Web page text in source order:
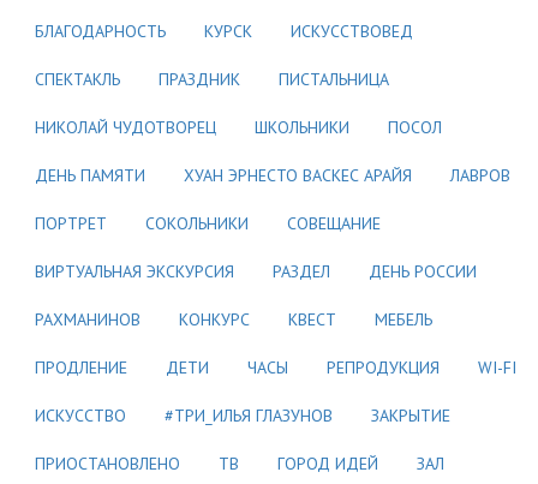
БЛАГОДАРНОСТЬ КУРСК ИСКУССТВОВЕД
СПЕКТАКЛЬ ПРАЗДНИК ПИСТАЛЬНИЦА
НИКОЛАЙ ЧУДОТВОРЕЦ ШКОЛЬНИКИ ПОСОЛ
ДЕНЬ ПАМЯТИ ХУАН ЭРНЕСТО ВАСКЕС АРАЙЯ ЛАВРОВ
ПОРТРЕТ СОКОЛЬНИКИ СОВЕЩАНИЕ
ВИРТУАЛЬНАЯ ЭКСКУРСИЯ РАЗДЕЛ ДЕНЬ РОССИИ
РАХМАНИНОВ КОНКУРС КВЕСТ МЕБЕЛЬ
ПРОДЛЕНИЕ ДЕТИ ЧАСЫ РЕПРОДУКЦИЯ WI-FI
ИСКУССТВО #ТРИ_ИЛЬЯ ГЛАЗУНОВ ЗАКРЫТИЕ
ПРИОСТАНОВЛЕНО ТВ ГОРОД ИДЕЙ ЗАЛ